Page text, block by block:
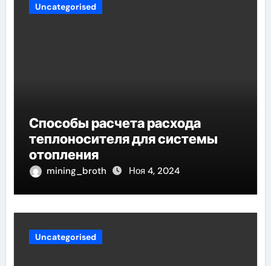
Uncategorised
Способы расчета расхода
теплоносителя для системы
отопления
mining_broth Ноя 4, 2024
Uncategorised